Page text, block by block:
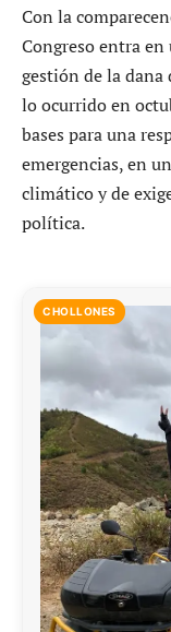
Con la
Congreso entra en
gestión de la dana
lo ocurrido en
bases para una
emergencias, en
climático y de
política.
CHOLLONES